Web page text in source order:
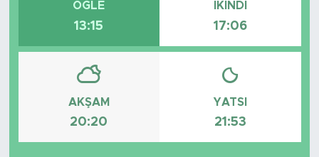
ÖĞLE
13:15
İKINDI
17:06
AKŞAM
20:20
YATSI
21:53
EKONOMİ